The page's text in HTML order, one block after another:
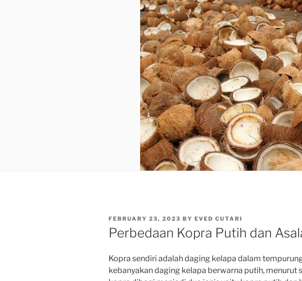
POSTED
ON
FEBRUARY 23, 2023 BY EVED CUTARI
Perbedaan Kopra Putih dan
Kopra sendiri adalahdaging kelapa dalam
kebanyakandaging kelapa berwarna putih, menurut